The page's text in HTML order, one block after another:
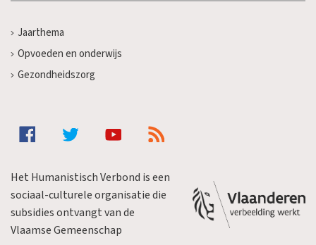
Jaarthema
Opvoeden en onderwijs
Gezondheidszorg
Het Humanistisch Verbond is een
sociaal-culturele organisatie die
subsidies ontvangt van de
Vlaamse Gemeenschap